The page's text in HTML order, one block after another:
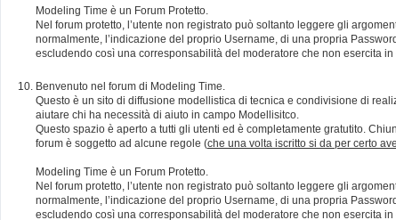
Modeling Time è un Forum Protetto.
Nel forum protetto, l’utente non registrato può soltanto leggere gli
normalmente, l’indicazione del proprio Username, di una propria
escludendo così una corresponsabilità del moderatore che non esercita
Benvenuto nel forum di Modeling Time.
Questo è un sito di diffusione modellistica di tecnica e condivisione di
aiutare chi ha necessità di aiuto in campo Modellisitco.
Questo spazio è aperto a tutti gli utenti ed è completamente gratutito.
forum è soggetto ad alcune regole (che una volta iscritto si da per certo
Modeling Time è un Forum Protetto.
Nel forum protetto, l’utente non registrato può soltanto leggere gli
normalmente, l’indicazione del proprio Username, di una propria
escludendo così una corresponsabilità del moderatore che non esercita